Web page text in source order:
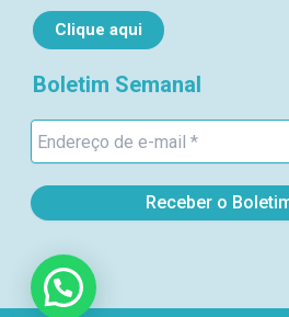
Boletim Semanal
Clique aqui